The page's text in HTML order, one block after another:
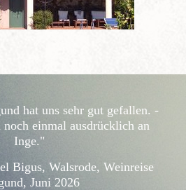
hat uns sehr gut gefallen. -
einmal ausdrücklich an
Inge."
Bigus, Walsrode, Weinreise
Juni 2026